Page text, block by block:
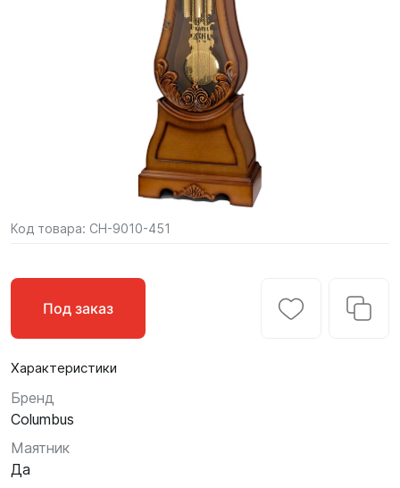
Код товара: CH-9010-451
Под заказ
Характеристики
Бренд
Columbus
Маятник
Да